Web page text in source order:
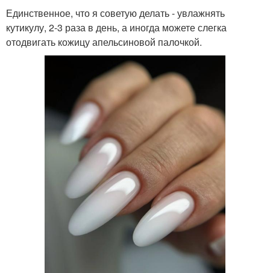
Единственное, что я советую делать - увлажнять
кутикулу, 2-3 раза в день, а иногда можете слегка
отодвигать кожицу апельсиновой палочкой.